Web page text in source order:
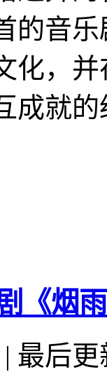
的音
化，
成就
《烟
| 最后更